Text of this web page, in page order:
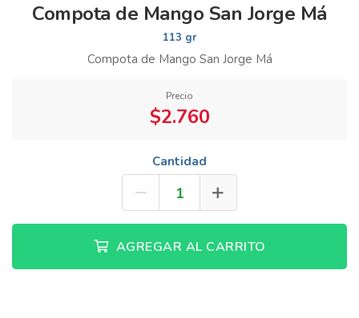
Compota de Mango San Jorge Má
113 gr
Compota de Mango San Jorge Má
Precio
$2.760
Cantidad
AGREGAR AL CARRITO